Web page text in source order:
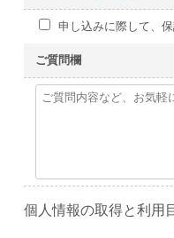
申し込みに際して、
ご質問欄
個人情報の取得と利用